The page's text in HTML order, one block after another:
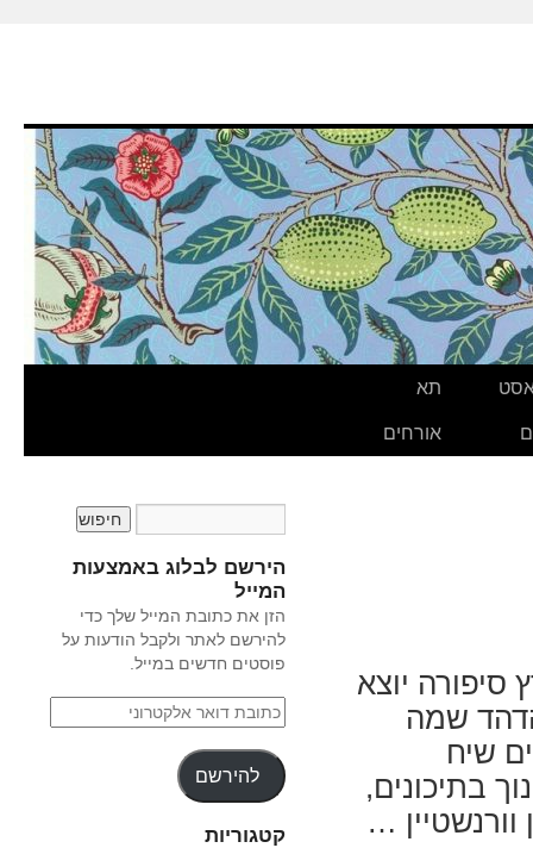
תא
אורחים
סיפורה יוצא
שמה
שיח
בתיכונים,
…
הירשם לבלוג באמצעות
המייל
הזן את כתובת המייל שלך כדי
להירשם לאתר ולקבל הודעות על
פוסטים חדשים במייל.
להירשם
קטגוריות